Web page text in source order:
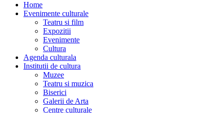
Home
Evenimente culturale
Teatru si film
Expozitii
Evenimente
Cultura
Agenda culturala
Institutii de cultura
Muzee
Teatru si muzica
Biserici
Galerii de Arta
Centre culturale